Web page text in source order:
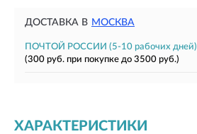
ДОСТАВКА В МОСКВА
ПОЧТОЙ РОССИИ (5-10 рабочих дней)
(300 руб. при покупке до 3500 руб.)
ХАРАКТЕРИСТИКИ